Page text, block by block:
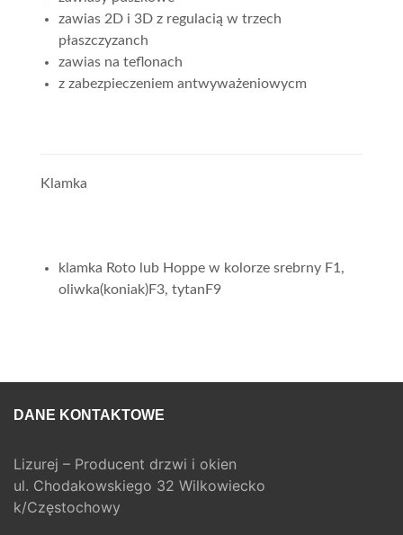
zawias 2D i 3D z regulacią w trzech
płaszczyzanch
zawias na teflonach
z zabezpieczeniem antwyważeniowycm
Klamka
klamka Roto lub Hoppe w kolorze srebrny F1,
oliwka(koniak)F3, tytanF9
DANE KONTAKTOWE
Lizurej – Producent drzwi i okien
ul. Chodakowskiego 32 Wilkowiecko
k/Częstochowy